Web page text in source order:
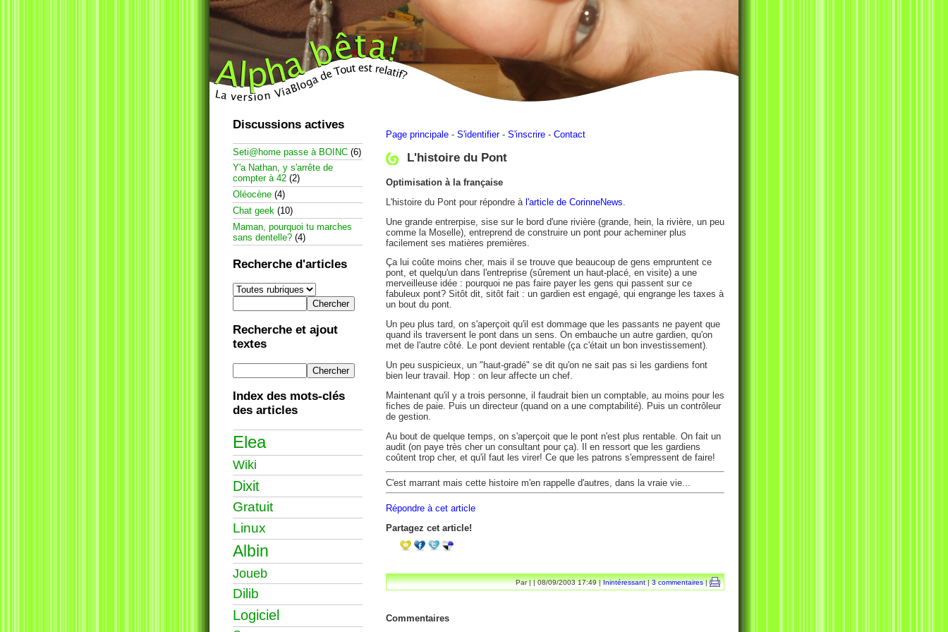
Page principale - S'identifier - S'inscrire - Contact
L'histoire du Pont
Optimisation à la française
L'histoire du Pont pour répondre à l'article de CorinneNews
Une grande entrerpise, sise sur le bord d'une rivière (grande, hein, la rivière, un peu
comme la Moselle), entreprend de construire un pont pour acheminer plus
facilement ses matières premières.
Ça lui coûte moins cher, mais il se trouve que beaucoup de gens empruntent ce
pont, et quelqu'un dans l'entreprise (sûrement un haut-placé, en visite) a une
merveilleuse idée : pourquoi ne pas faire payer les gens qui passent sur ce
fabuleux pont? Sitôt dit, sitôt fait : un gardien est engagé, qui engrange les taxes à
un bout du pont.
Un peu plus tard, on s'aperçoit qu'il est dommage que les passants ne payent que
quand ils traversent le pont dans un sens. On embauche un autre gardien, qu'on
met de l'autre côté. Le pont devient rentable (ça c'était un bon investissement).
Un peu suspicieux, un "haut-gradé" se dit qu'on ne sait pas si les gardiens font
bien leur travail. Hop : on leur affecte un chef.
Maintenant qu'il y a trois personne, il faudrait bien un comptable, au moins pour les
fiches de paie. Puis un directeur (quand on a une comptabilité). Puis un contrôleur
de gestion.
Au bout de quelque temps, on s'aperçoit que le pont n'est plus rentable. On fait un
audit (on paye très cher un consultant pour ça). Il en ressort que les gardiens
coûtent trop cher, et qu'il faut les virer! Ce que les patrons s'empressent de faire!
C'est marrant mais cette histoire m'en rappelle d'autres, dans la vraie vie...
Répondre à cet article
Partagez cet article!
Par| | 08/09/2003 17:49 |Inintéressant|3 commentaires|
Commentaires
Discussions actives
Seti@home passe à BOINC (6)
Y'a Nathan, y s'arrête de
compter à 42 (2)
Oléocène (4)
Chat geek (10)
Maman, pourquoi tu marches
sans dentelle? (4)
Recherche d'articles
Recherche et ajout
textes
Index des mots-clés
des articles
Elea
Wiki
Dixit
Gratuit
Linux
Albin
Joueb
Dilib
Logiciel